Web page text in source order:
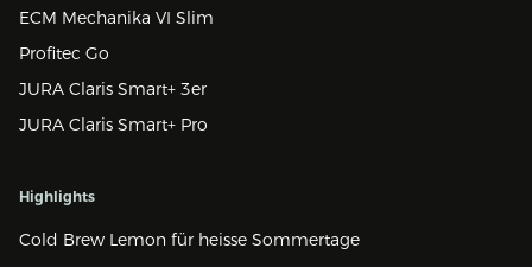
ECM Mechanika VI Slim
Profitec Go
JURA Claris Smart+ 3er
JURA Claris Smart+ Pro
Highlights
Cold Brew Lemon für heisse Sommertage